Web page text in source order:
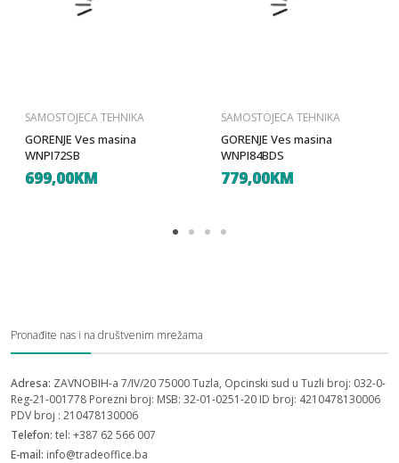
SAMOSTOJECA TEHNIKA
GORENJE Ves masina
WNPI72SB
699,00KM
SAMOSTOJECA TEHNIKA
GORENJE Ves masina
WNPI84BDS
779,00KM
Pronađite nas i na društvenim mrežama
Adresa: ZAVNOBIH-a 7/IV/20 75000 Tuzla, Opcinski sud u Tuzli broj: 032-0-
Reg-21-001778 Porezni broj: MSB: 32-01-0251-20 ID broj: 4210478130006
PDV broj : 210478130006
Telefon: tel: +387 62 566 007
E-mail: info@tradeoffice.ba